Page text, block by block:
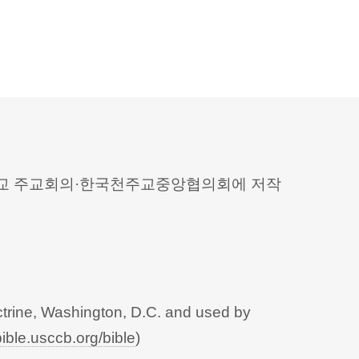
주교회의·한국천주교중앙협의회에 저작
Washington, D.C. and used by
bible)